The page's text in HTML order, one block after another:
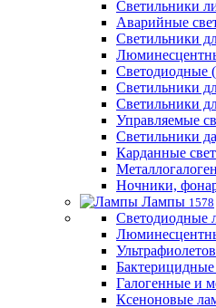
Светильники
Аварийные
Светильники
Светодиодные
Светильники
Светильники
Управляемые
Светильники
Карданные
Ночники,
Лампы 1578
Светодиодные
Галогенные и
Ксеноновые